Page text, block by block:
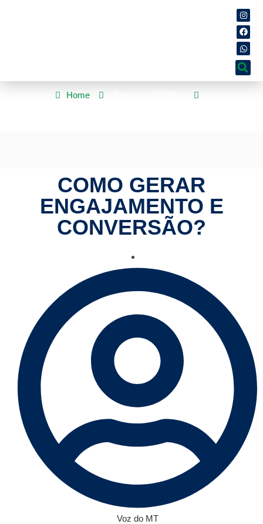
Home
COMO GERAR
ENGAJAMENTO E
CONVERSÃO?
Voz do MT